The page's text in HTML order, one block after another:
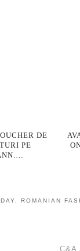
DE
PE
ROMANIAN
C&A